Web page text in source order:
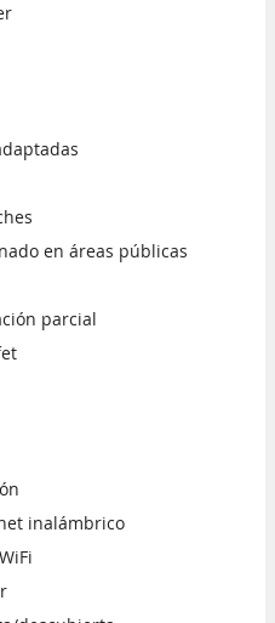
en áreas públicas
parcial
inalámbrico